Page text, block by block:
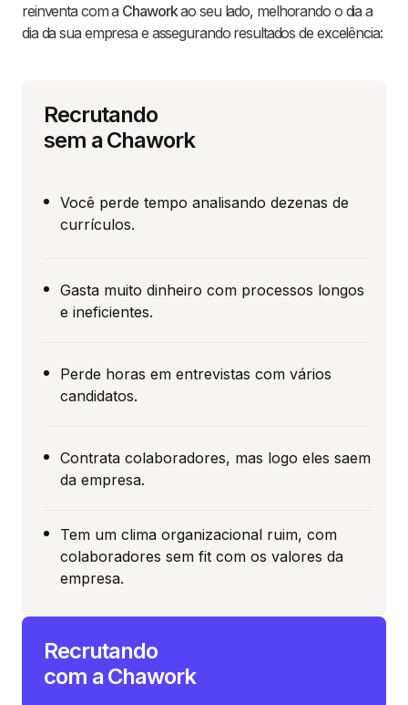
reinventa com a Chaworkao seu lado, melhorando o dia a
dia da sua empresa e assegurando resultados de excelência:
Recrutando
sem a Chawork
Você perde tempo analisando dezenas de
currículos.
Gasta muito dinheiro com processos longos
e ineficientes.
Perde horas em entrevistas com vários
candidatos.
Contrata colaboradores, mas logo eles saem
da empresa.
Tem um clima organizacional ruim, com
colaboradores sem fit com os valores da
empresa.
Recrutando
com a Chawork